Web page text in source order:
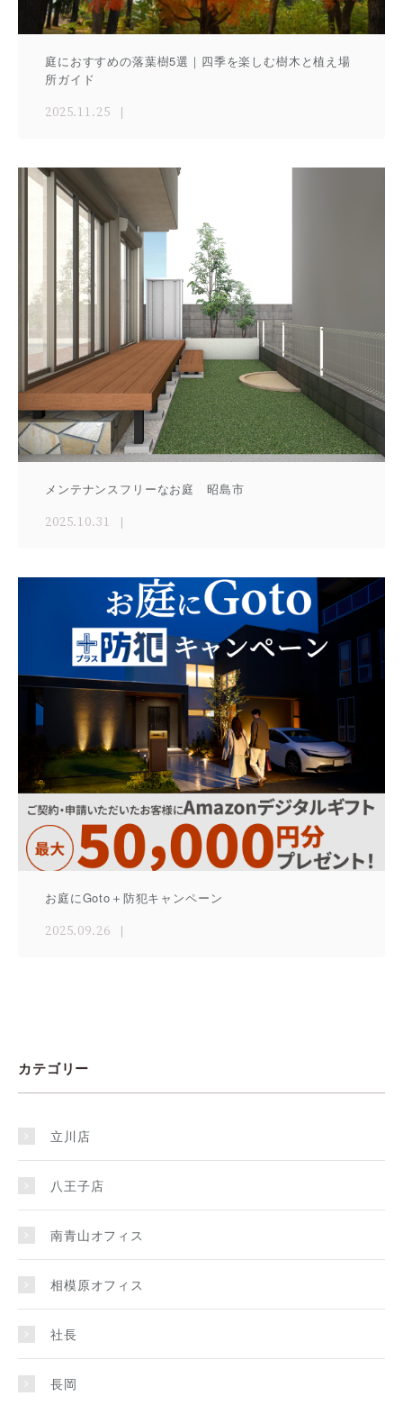
庭におすすめの落葉樹5選｜四季を楽しむ樹木と植え場
所ガイド
2025.11.25
メンテナンスフリーなお庭 昭島市
2025.10.31
お庭にGoto＋防犯キャンペーン
2025.09.26
カテゴリー
立川店
八王子店
南青山オフィス
相模原オフィス
社長
長岡